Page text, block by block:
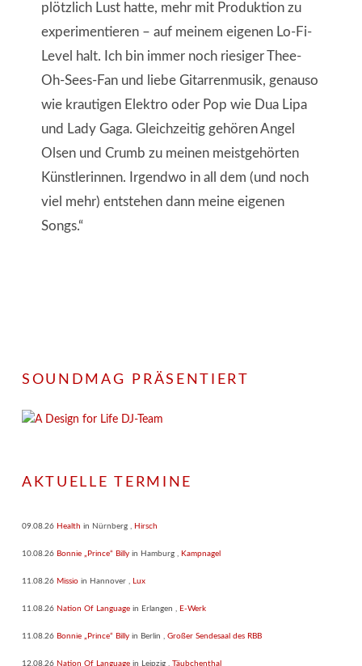
plötzlich Lust hatte, mehr mit Produktion zu
experimentieren – auf meinem eigenen Lo-Fi-
Level halt. Ich bin immer noch riesiger Thee-
Oh-Sees-Fan und liebe Gitarrenmusik, genauso
wie krautigen Elektro oder Pop wie Dua Lipa
und Lady Gaga. Gleichzeitig gehören Angel
Olsen und Crumb zu meinen meistgehörten
Künstlerinnen. Irgendwo in all dem (und noch
viel mehr) entstehen dann meine eigenen
Songs.“
SOUNDMAG PRÄSENTIERT
AKTUELLE TERMINE
09.08.26 Health in Nürnberg , Hirsch
10.08.26 Bonnie „Prince“ Billy in Hamburg , Kampnagel
11.08.26 Missio in Hannover , Lux
11.08.26 Nation Of Language in Erlangen , E-Werk
11.08.26 Bonnie „Prince“ Billy in Berlin , Großer Sendesaal des RBB
12.08.26 Nation Of Language in Leipzig , Täubchenthal